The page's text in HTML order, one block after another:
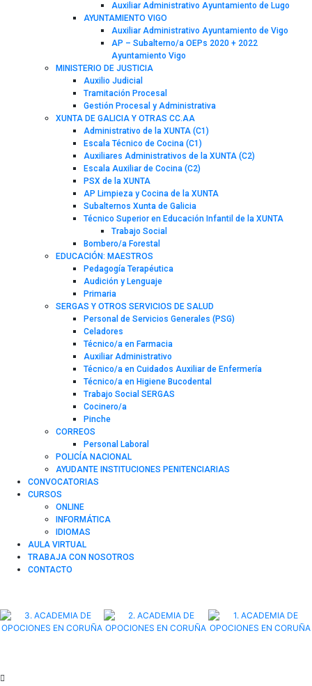
Auxiliar Administrativo Ayuntamiento de Lugo
AYUNTAMIENTO VIGO
Auxiliar Administrativo Ayuntamiento de Vigo
AP – Subalterno/a OEPs 2020 + 2022
Ayuntamiento Vigo
MINISTERIO DE JUSTICIA
Auxilio Judicial
Tramitación Procesal
Gestión Procesal y Administrativa
XUNTA DE GALICIA Y OTRAS CC.AA
Administrativo de la XUNTA (C1)
Escala Técnico de Cocina (C1)
Auxiliares Administrativos de la XUNTA (C2)
Escala Auxiliar de Cocina (C2)
PSX de la XUNTA
AP Limpieza y Cocina de la XUNTA
Subalternos Xunta de Galicia
Técnico Superior en Educación Infantil de la XUNTA
Trabajo Social
Bombero/a Forestal
EDUCACIÓN: MAESTROS
Pedagogía Terapéutica
Audición y Lenguaje
Primaria
SERGAS Y OTROS SERVICIOS DE SALUD
Personal de Servicios Generales (PSG)
Celadores
Técnico/a en Farmacia
Auxiliar Administrativo
Técnico/a en Cuidados Auxiliar de Enfermería
Técnico/a en Higiene Bucodental
Trabajo Social SERGAS
Cocinero/a
Pinche
CORREOS
Personal Laboral
POLICÍA NACIONAL
AYUDANTE INSTITUCIONES PENITENCIARIAS
CONVOCATORIAS
CURSOS
ONLINE
INFORMÁTICA
IDIOMAS
AULA VIRTUAL
TRABAJA CON NOSOTROS
CONTACTO